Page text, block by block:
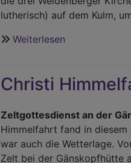
lutherisch) auf dem Kulm,
Weiterlesen
Mai
auf
dem
Weidenberger
Kulm
Christi
Zeltgottesdienst an der
Himmelfahrt fand in
war auch die Wetterlage.
Zelt bei der Gänskopfhütte